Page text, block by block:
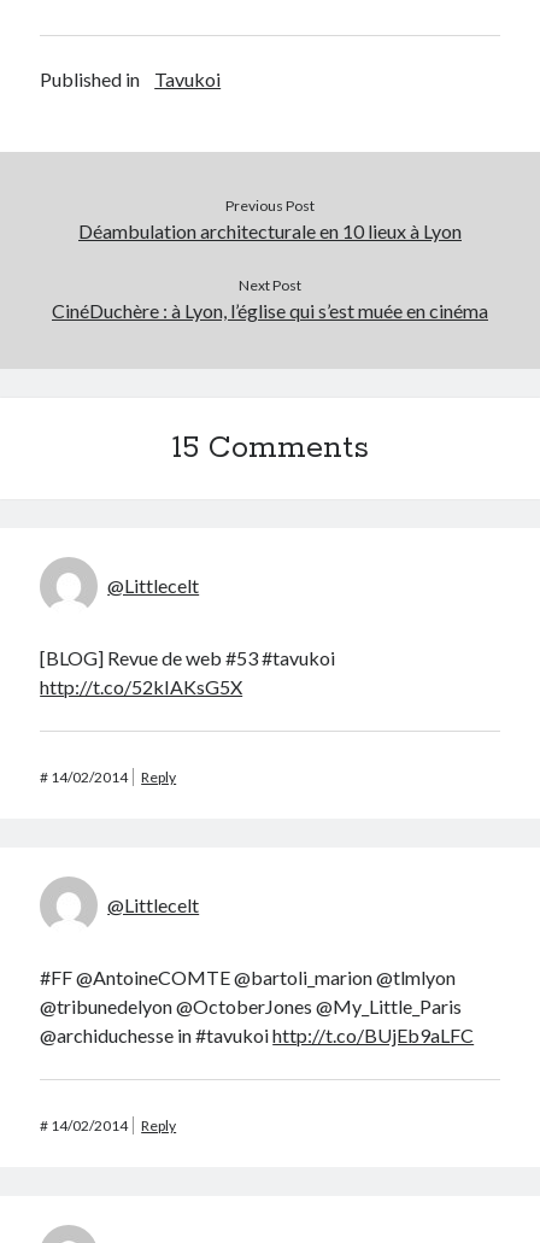
Published in Tavukoi
Previous Post
Déambulation architecturale en 10 lieux à Lyon
Next Post
CinéDuchère : à Lyon, l’église qui s’est muée en cinéma
15 Comments
@Littlecelt
[BLOG] Revue de web #53 #tavukoi
http://t.co/52kIAKsG5X
# 14/02/2014 Reply
@Littlecelt
#FF @AntoineCOMTE @bartoli_marion @tlmlyon
@tribunedelyon @OctoberJones @My_Little_Paris
@archiduchesse in #tavukoihttp://t.co/BUjEb9aLFC
# 14/02/2014 Reply